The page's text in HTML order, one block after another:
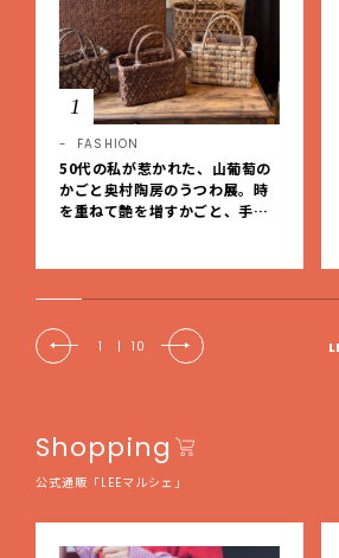
1
FASHION
50代の私が惹かれた、山葡萄の
かごと奥村陶房のうつわ展。時
を重ねて艶を増すかごと、手仕
1 | 10
Shopping
公式通販「LEEマルシェ」